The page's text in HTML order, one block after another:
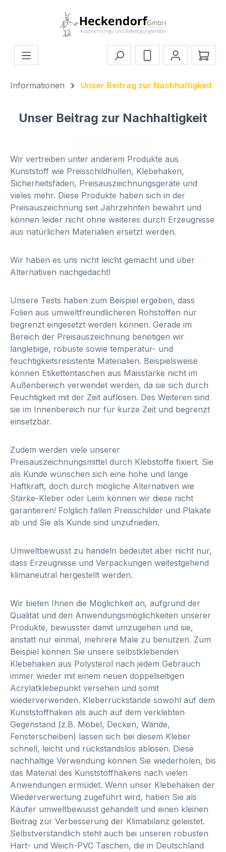
Zum Hauptinhalt springen
Informationen Unser Beitrag zur Nachhaltigkeit
Unser Beitrag zur Nachhaltigkeit
Wir vertreiben unter anderem Produkte aus
Kunststoff wie Preisschildhüllen, Klebehaken,
Sicherheitsfäden, Preisauszeichnungsgeräte und
vieles mehr. Diese Produkte haben sich in der
Preisauszeichnung seit Jahrzehnten bewährt und
können leider nicht ohne weiteres durch Erzeugnisse
aus natürlichen Materialien ersetzt werden.
Wir haben es uns nicht leicht gemacht und über
Alternativen nachgedacht!
Unsere Tests haben zum Beispiel ergeben, dass
Folien aus umweltfreundlicheren Rohstoffen nur
begrenzt eingesetzt werden können. Gerade im
Bereich der Preisauszeichnung benötigen wir
langlebige, robuste sowie temperatur- und
feuchtigkeitsresistente Materialien. Beispielsweise
können Etikettentaschen aus Maisstärke nicht im
Außenbereich verwendet werden, da sie sich durch
Feuchtigkeit mit der Zeit auflösen. Des Weiteren sind
sie im Innenbereich nur für kurze Zeit und begrenzt
einsetzbar.
Zudem werden viele unserer
Preisauszeichnungsmittel durch Klebstoffe fixiert. Sie
als Kunde wünschen sich eine hohe und lange
Haftkraft, doch durch mögliche Alternativen wie
Stärke-Kleber oder Leim können wir diese nicht
garantieren! Folglich fallen Preisschilder und Plakate
ab und Sie als Kunde sind unzufrieden.
Umweltbewusst zu handeln bedeutet aber nicht nur,
dass Erzeugnisse und Verpackungen weitestgehend
klimaneutral hergestellt werden.
Wir bieten Ihnen die Möglichkeit an, aufgrund der
Qualität und den Anwendungsmöglichkeiten unserer
Produkte, bewusster damit umzugehen und sie,
anstatt nur einmal, mehrere Male zu benutzen. Zum
Beispiel können Sie unsere selbstklebenden
Klebehaken aus Polysterol nach jedem Gebrauch
immer wieder mit einem neuen doppelseitigen
Acrylatklebepunkt versehen und somit
wiederverwenden. Kleberrückstände sowohl auf dem
Kunststoffhaken als auch auf dem verklebten
Gegenstand (z.B. Möbel, Decken, Wände,
Fensterscheiben) lassen sich bei diesem Kleber
schnell, leicht und rückstandslos ablösen. Diese
nachhaltige Verwendung können Sie wiederholen, bis
das Material des Kunststoffhakens nach vielen
Anwendungen ermüdet. Wenn unser Klebehaken der
Wiederverwertung zugeführt wird, haben Sie als
Käufer umweltbewusst gehandelt und einen kleinen
Beitrag zur Verbesserung der Klimabilanz geleistet.
Selbstverständlich steht auch bei unseren robusten
Hart- und Weich-PVC Taschen, die in Deutschland